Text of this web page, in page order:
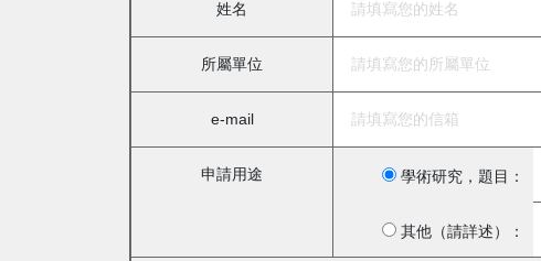
姓名
所屬單位
e-mail
申請用途 學術研究，題目：
其他（請詳述）：